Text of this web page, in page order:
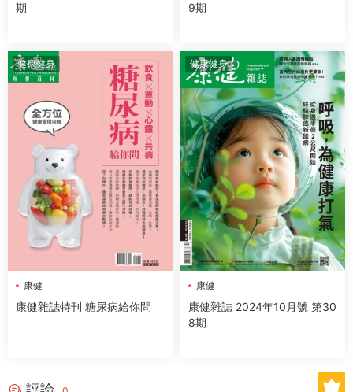
期
9期
健康健身
康健
康健雜誌特刊 糖尿病給你問
健康健身
康健
康健雜誌 2024年10月號 第30
8期